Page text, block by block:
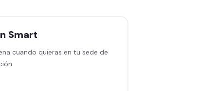
Smart
cuando quieras en tu sede de